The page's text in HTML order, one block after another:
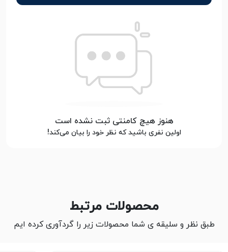
هنوز هیچ کامنتی ثبت نشده است
اولین نفری باشید که نظر خود را بیان می‌کند!
محصولات مرتبط
طبق نظر و سلیقه ی شما محصولات زیر را گردآوری کرده ایم